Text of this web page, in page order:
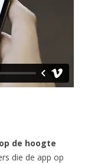
de hoogte
die de app op